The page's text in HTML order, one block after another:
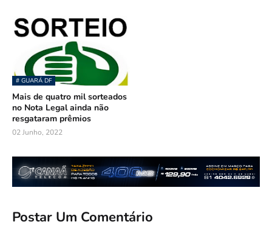
# GUARÁ DF
Mais de quatro mil sorteados
no Nota Legal ainda não
resgataram prêmios
02 Junho, 2022
Postar Um Comentário